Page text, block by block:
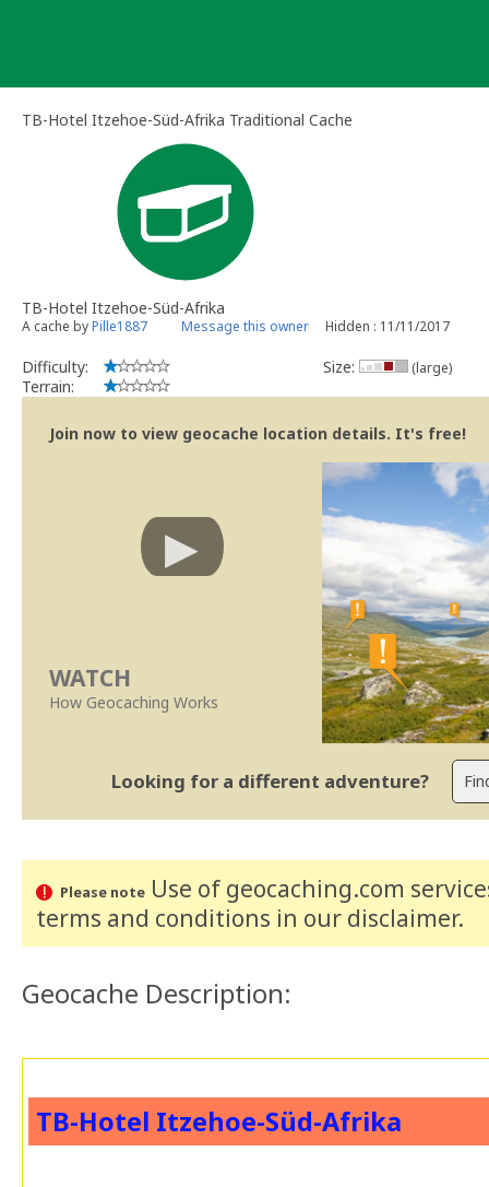
TB-Hotel Itzehoe-Süd-Afrika Traditional Cache
TB-Hotel Itzehoe-Süd-Afrika
A cache byPille1887 Message this owner Hidden : 11/11/2017
Difficulty:
Terrain:
Size: (large)
Join now to view geocache location details. It's free!
WATCH
How Geocaching Works
Looking for a different adventure?
Please noteUse of geocaching.com
terms and conditions in our disclaimer.
Geocache Description:
TB-Hotel Itzehoe-Süd-Afrika